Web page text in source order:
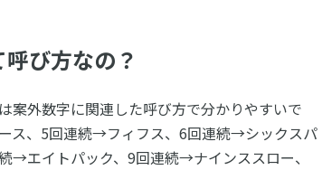
び方なの？
案外数字に関連した呼び方で分かりやすいで
ス、5回連続→フィフス、6回連続→シックスパ
→エイトパック、9回連続→ナインススロー、